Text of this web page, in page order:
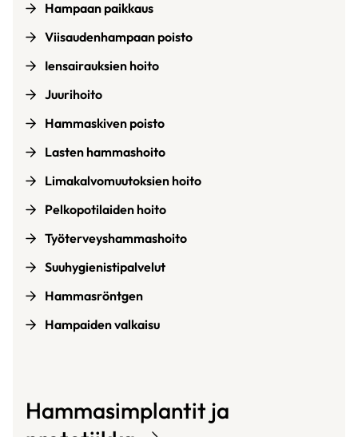
Hampaan paikkaus
Viisaudenhampaan poisto
Iensairauksien hoito
Juurihoito
Hammaskiven poisto
Lasten hammashoito
Limakalvomuutoksien hoito
Pelkopotilaiden hoito
Työterveyshammashoito
Suuhygienistipalvelut
Hammasröntgen
Hampaiden valkaisu
Hammasimplantit ja